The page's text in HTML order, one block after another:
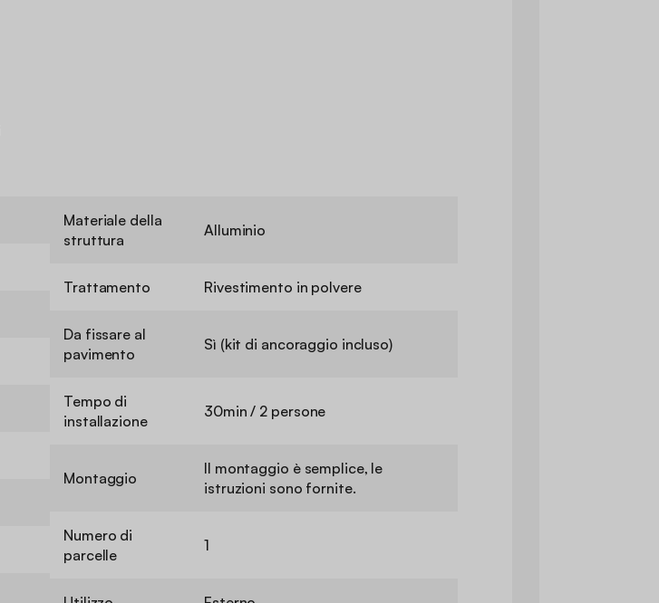
Materiale della
struttura
Alluminio
Trattamento Rivestimento in polvere
Da fissare al
pavimento
Sì (kit di ancoraggio incluso)
Tempo di
installazione
30min / 2 persone
Montaggio
Il montaggio è semplice, le
istruzioni sono fornite.
Numero di
parcelle
1